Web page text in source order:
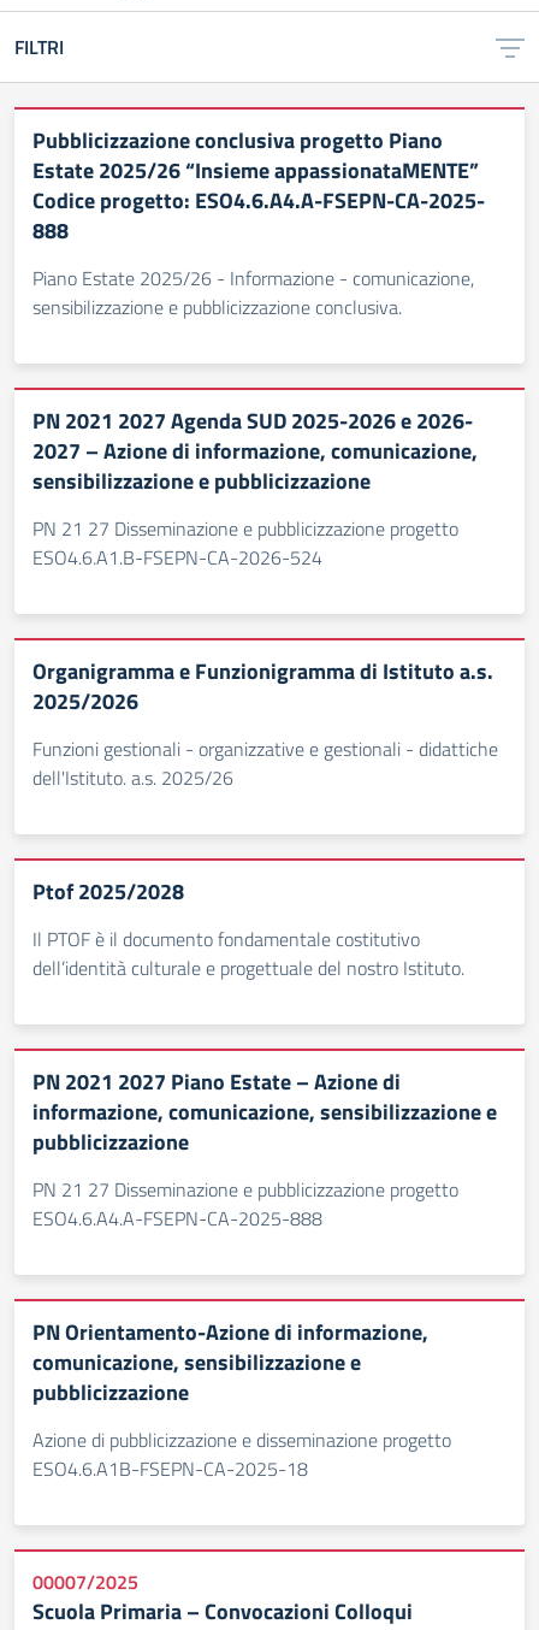
FILTRI
Pubblicizzazione conclusiva progetto Piano
Estate 2025/26 “Insieme appassionataMENTE”
Codice progetto: ESO4.6.A4.A-FSEPN-CA-2025-
888
Piano Estate 2025/26 - Informazione - comunicazione,
sensibilizzazione e pubblicizzazione conclusiva.
PN 2021 2027 Agenda SUD 2025-2026 e 2026-
2027 – Azione di informazione, comunicazione,
sensibilizzazione e pubblicizzazione
PN 21 27 Disseminazione e pubblicizzazione progetto
ESO4.6.A1.B-FSEPN-CA-2026-524
Organigramma e Funzionigramma di Istituto a.s.
2025/2026
Funzioni gestionali - organizzative e gestionali - didattiche
dell'Istituto. a.s. 2025/26
Ptof 2025/2028
Il PTOF è il documento fondamentale costitutivo
dell’identità culturale e progettuale del nostro Istituto.
PN 2021 2027 Piano Estate – Azione di
informazione, comunicazione, sensibilizzazione e
pubblicizzazione
PN 21 27 Disseminazione e pubblicizzazione progetto
ESO4.6.A4.A-FSEPN-CA-2025-888
PN Orientamento-Azione di informazione,
comunicazione, sensibilizzazione e
pubblicizzazione
Azione di pubblicizzazione e disseminazione progetto
ESO4.6.A1B-FSEPN-CA-2025-18
00007/2025
Scuola Primaria – Convocazioni Colloqui